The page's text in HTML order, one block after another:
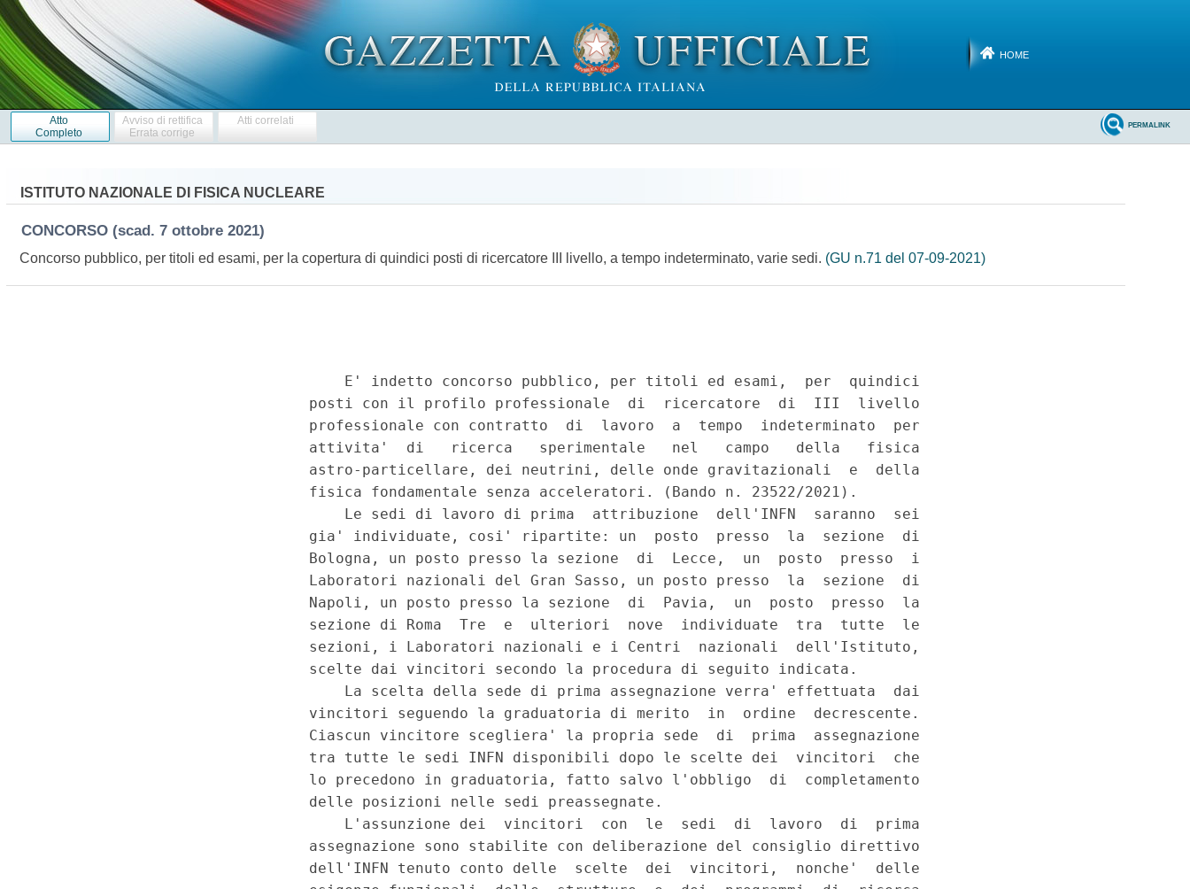
HOME
Atto
Completo
Avviso di rettifica
Errata corrige
Atti correlati PERMALINK
ISTITUTO NAZIONALE DI FISICA NUCLEARE
CONCORSO (scad. 7 ottobre 2021)
Concorso pubblico, per titoli ed esami, per la copertura di quindici posti di ricercatore III livello, a tempo indeterminato, varie sedi. (GU n.71 del 07-09-2021)